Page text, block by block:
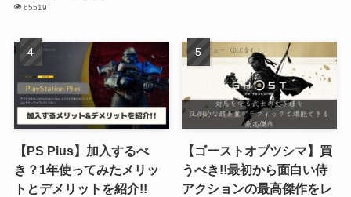
65519
【PS Plus】加入するべ
き？1年使ってみたメリッ
トとデメリットを紹介!!
【ゴーストオブツシマ】買
うべき!!最初から面白い侍
アクションの最高傑作をレ